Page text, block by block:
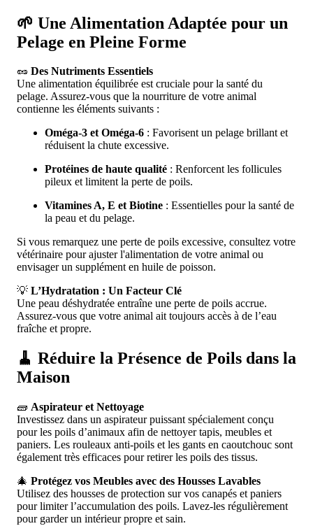
🌱 Une Alimentation Adaptée pour un
Pelage en Pleine Forme
🥜 Des Nutriments Essentiels
Une alimentation équilibrée est cruciale pour la santé du
pelage. Assurez-vous que la nourriture de votre animal
contienne les éléments suivants :
Oméga-3 et Oméga-6 : Favorisent un pelage brillant et
réduisent la chute excessive.
Protéines de haute qualité : Renforcent les follicules
pileux et limitent la perte de poils.
Vitamines A, E et Biotine : Essentielles pour la santé de
la peau et du pelage.
Si vous remarquez une perte de poils excessive, consultez votre
vétérinaire pour ajuster l'alimentation de votre animal ou
envisager un supplément en huile de poisson.
💡 L’Hydratation : Un Facteur Clé
Une peau déshydratée entraîne une perte de poils accrue.
Assurez-vous que votre animal ait toujours accès à de l’eau
fraîche et propre.
🧹 Réduire la Présence de Poils dans la
Maison
🧱 Aspirateur et Nettoyage
Investissez dans un aspirateur puissant spécialement conçu
pour les poils d’animaux afin de nettoyer tapis, meubles et
paniers. Les rouleaux anti-poils et les gants en caoutchouc sont
également très efficaces pour retirer les poils des tissus.
🎄 Protégez vos Meubles avec des Housses Lavables
Utilisez des housses de protection sur vos canapés et paniers
pour limiter l’accumulation des poils. Lavez-les régulièrement
pour garder un intérieur propre et sain.